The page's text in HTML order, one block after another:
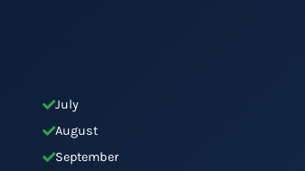
July
August
September